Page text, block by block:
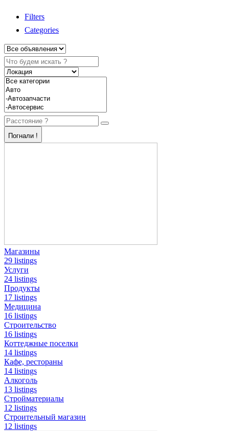
Filters
Categories
Погнали !
Магазины
29 listings
Услуги
24 listings
Продукты
17 listings
Медицина
16 listings
Строительство
16 listings
Коттеджные поселки
14 listings
Кафе, рестораны
14 listings
Алкоголь
13 listings
Стройматериалы
12 listings
Строительный магазин
12 listings